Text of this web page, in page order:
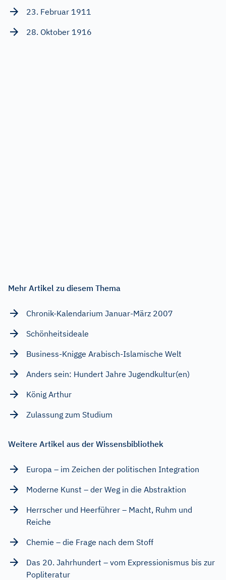
23. Februar 1911
28. Oktober 1916
Mehr Artikel zu diesem Thema
Chronik-Kalendarium Januar-März 2007
Schönheitsideale
Business-Knigge Arabisch-Islamische Welt
Anders sein: Hundert Jahre Jugendkultur(en)
König Arthur
Zulassung zum Studium
Weitere Artikel aus der Wissensbibliothek
Europa – im Zeichen der politischen Integration
Moderne Kunst – der Weg in die Abstraktion
Herrscher und Heerführer – Macht, Ruhm und
Reiche
Chemie – die Frage nach dem Stoff
Das 20. Jahrhundert – vom Expressionismus bis zur
Popliteratur